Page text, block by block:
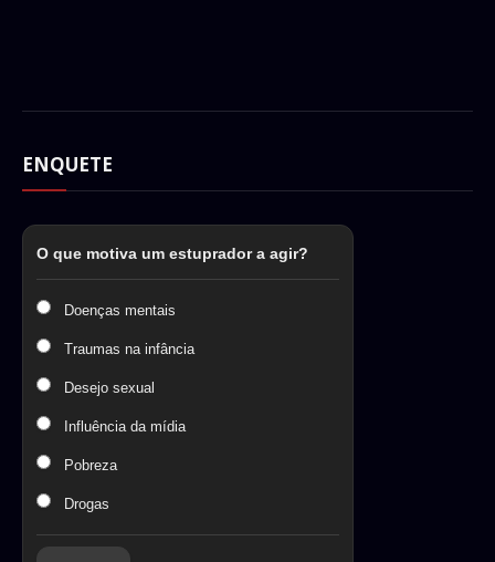
ENQUETE
O que motiva um estuprador a agir?
Doenças mentais
Traumas na infância
Desejo sexual
Influência da mídia
Pobreza
Drogas